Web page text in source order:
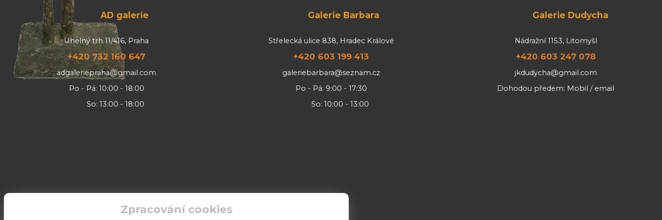
AD galerie
Uhelný trh 11/416, Praha
+420 732 160 647
adgaleriepraha@gmail.com
Po - Pá: 10:00 - 18:00
So: 13:00 - 18:00
Galerie Barbara
Střelecká ulice 838, Hradec Králové
+420 603 199 413
galeriebarbara@seznam.cz
Po - Pá: 9:00 - 17:30
So: 10:00 - 13:00
Galerie Dudycha
Nádražní 1153, Litomyšl
+420 603 247 078
jkdudycha@gmail.com
Dohodou předem: Mobil / email
Zpracování cookies